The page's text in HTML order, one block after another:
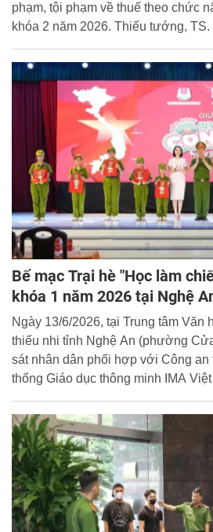
phạm, tội phạm về thuế theo chức
khóa 2 năm 2026. Thiếu tướng,
Bế mạc Trại hè "Học làm
khóa 1 năm 2026 tại Nghệ
Ngày 13/6/2026, tại Trung tâm Văn
thiếu nhi tỉnh Nghệ An (phường
sát nhân dân phối hợp với Công an
thống Giáo dục thông minh IMA
với chủ đề "Thép đã tôi thế đấy".